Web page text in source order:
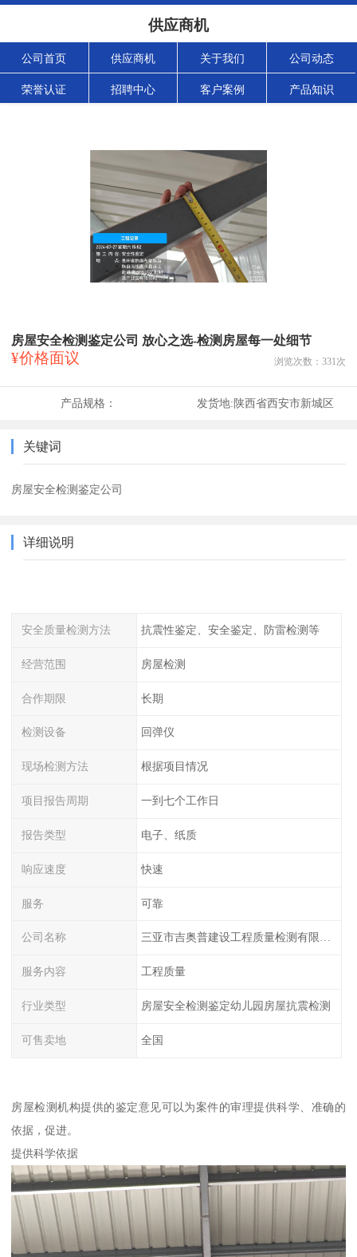
供应商机
公司首页 供应商机 关于我们 公司动态
荣誉认证 招聘中心 客户案例 产品知识
房屋安全检测鉴定公司 放心之选-检测房屋每一处细节
¥价格面议 浏览次数： 331次
产品规格： 发货地:陕西省西安市新城区
关键词
房屋安全检测鉴定公司
详细说明
安全质量检测方法 抗震性鉴定、安全鉴定、防雷检测等
经营范围 房屋检测
合作期限 长期
检测设备 回弹仪
现场检测方法 根据项目情况
项目报告周期 一到七个工作日
报告类型 电子、纸质
响应速度 快速
服务 可靠
公司名称 三亚市吉奥普建设工程质量检测有限公司陕西分公司
服务内容 工程质量
行业类型 房屋安全检测鉴定幼儿园房屋抗震检测
可售卖地 全国
房屋检测机构提供的鉴定意见可以为案件的审理提供科学、准确的
依据，促进。
提供科学依据